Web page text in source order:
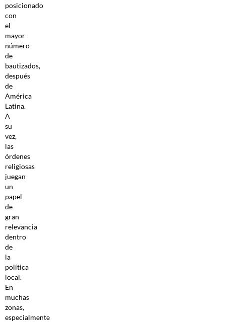
posicionado
con
el
mayor
número
de
bautizados,
después
de
América
Latina.
A
su
vez,
las
órdenes
religiosas
juegan
un
papel
de
gran
relevancia
dentro
de
la
política
local.
En
muchas
zonas,
especialmente